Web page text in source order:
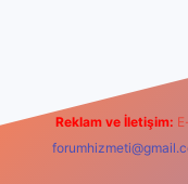
Reklam ve İletişim: